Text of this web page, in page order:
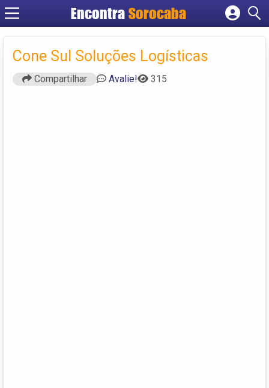
EncontraSorocaba
Cadastrar empresa
Criar conta
Cone Sul Soluções Logísticas
Compartilhar Avalie! 315